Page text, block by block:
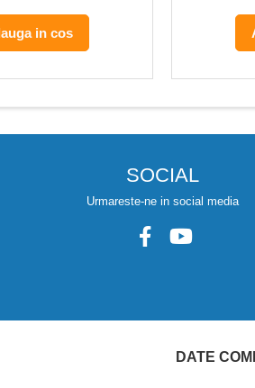
in cos
SOCIAL
Urmareste-ne in social media
DATE